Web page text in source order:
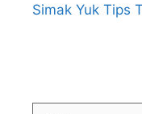
Simak Yuk Tips